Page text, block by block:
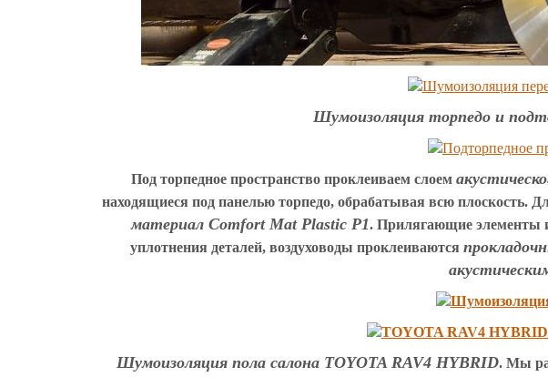
Шумоизоляция торпедо и
Под торпедное пространство проклеиваем слоем
находящиеся под панелью торпедо, обрабатывая всю плоскость.
материал Comfort Mat Plastic P1. Прилягающие элементы
уплотнения деталей, воздуховоды проклеиваются
Шумоизоляция пола салона TOYOTA RAV4 HYBRID. Мы